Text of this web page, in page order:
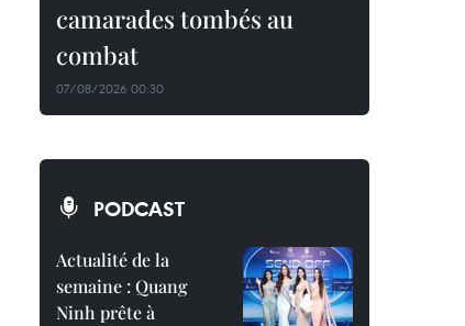
camarades tombés au
combat
07/08/2026 00:30
PODCAST
Actualité de la
semaine : Quang
Ninh prête à